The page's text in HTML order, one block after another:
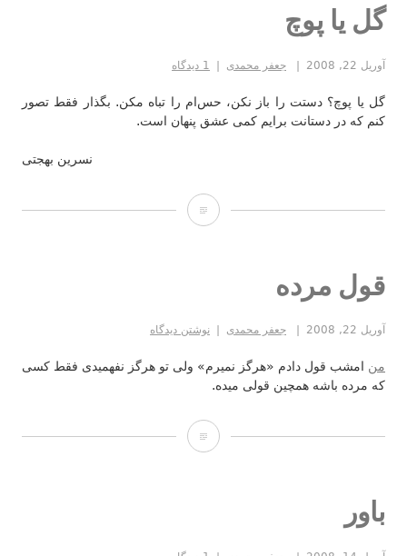
گل یا پوچ
آوریل 22, 2008 جعفر محمدی 1 دیدگاه
گل یا پوچ؟ دستت را باز نکن، حس‌ام را تباه مکن. بگذار فقط تصور
کنم که در دستانت برایم کمی عشق پنهان است.
نسرین بهجتی
گل
قول مرده
آوریل 22, 2008 جعفر محمدی نوشتن دیدگاه
من امشب قول دادم «هرگز نمیرم» ولی تو هرگز نفهمیدی فقط کسی
که مرده باشه همچین قولی میده.
قول
باور